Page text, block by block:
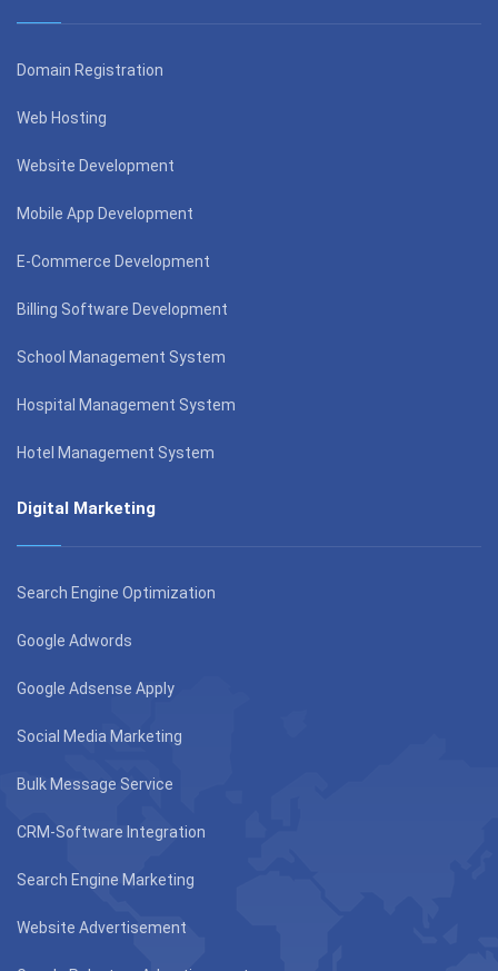
Domain Registration
Web Hosting
Website Development
Mobile App Development
E-Commerce Development
Billing Software Development
School Management System
Hospital Management System
Hotel Management System
Digital Marketing
Search Engine Optimization
Google Adwords
Google Adsense Apply
Social Media Marketing
Bulk Message Service
CRM-Software Integration
Search Engine Marketing
Website Advertisement